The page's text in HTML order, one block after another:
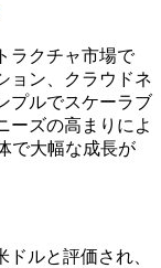
ラクチャ市場で
ョン、クラウドネ
プルでスケーラブ
ーズの高まりによ
で大幅な成長が
ドルと評価され、